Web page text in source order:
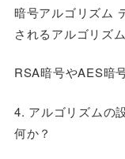
暗号アルゴリズム
されるアルゴリズム
RSA暗号やAES暗
4. アルゴリズムの
何か？